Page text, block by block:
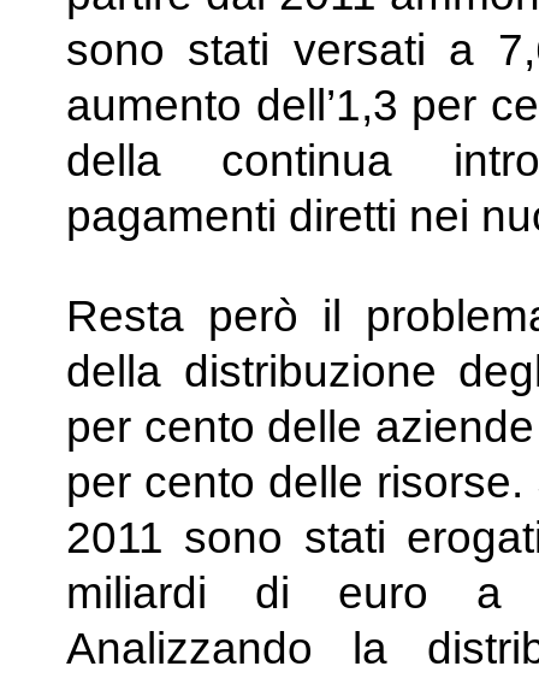
sono stati versati a
aumento dell’1,3 per
della continua
pagamenti diretti nei
Resta però il
della distribuzione
per cento delle
per cento delle risorse.
2011 sono stati
miliardi di euro a
Analizzando la